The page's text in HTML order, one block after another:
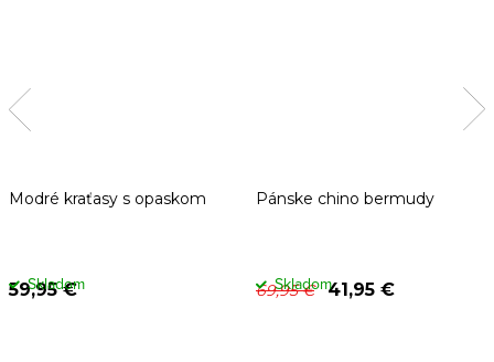
Modré kraťasy s opaskom
59,95 €
Skladom
Pánske chino bermudy
69,95 € 41,95 €
Skladom